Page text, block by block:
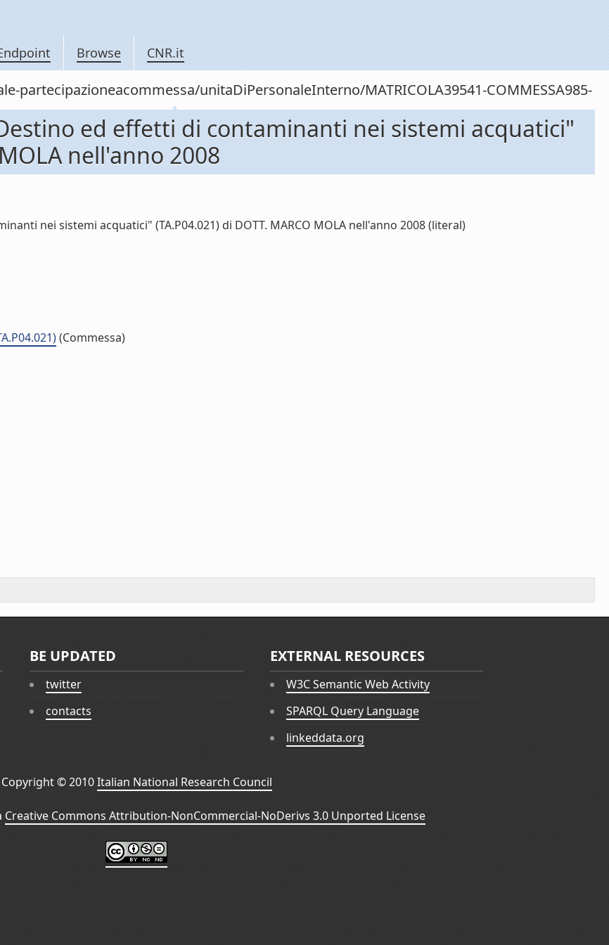
Browse CNR.it
unitaDiPersonaleInterno/MATRICOLA39541-COMMESSA985-
ed effetti di contaminanti nei sistemi acquatici"
nell'anno 2008
nei sistemi acquatici" (TA.P04.021) di DOTT. MARCO MOLA nell'anno 2008 (literal)
(Commessa)
BE UPDATED
twitter
contacts
EXTERNAL RESOURCES
W3C Semantic Web Activity
SPARQL Query Language
linkeddata.org
Copyright © 2010Italian National Research Council
Creative Commons Attribution-NonCommercial-NoDerivs 3.0 Unported License